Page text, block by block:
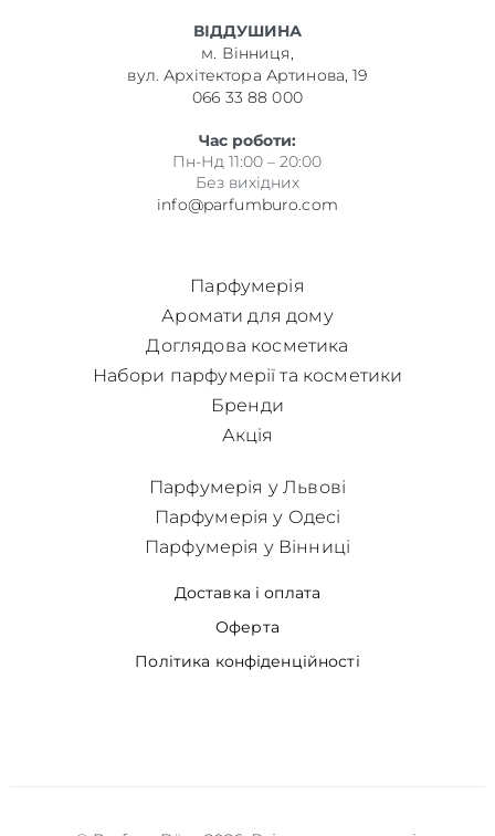
ВІДДУШИНА
м. Вінниця,
вул. Архітектора Артинова, 19
066 33 88 000
Час роботи:
Пн-Нд 11:00 – 20:00
Без вихідних
info@parfumburo.com
Парфумерія
Аромати для дому
Доглядова косметика
Набори парфумерії та косметики
Бренди
Акція
Доставка і оплата
Оферта
Політика конфіденційності
Парфумерія у Львові
Парфумерія у Одесі
Парфумерія у Вінниці